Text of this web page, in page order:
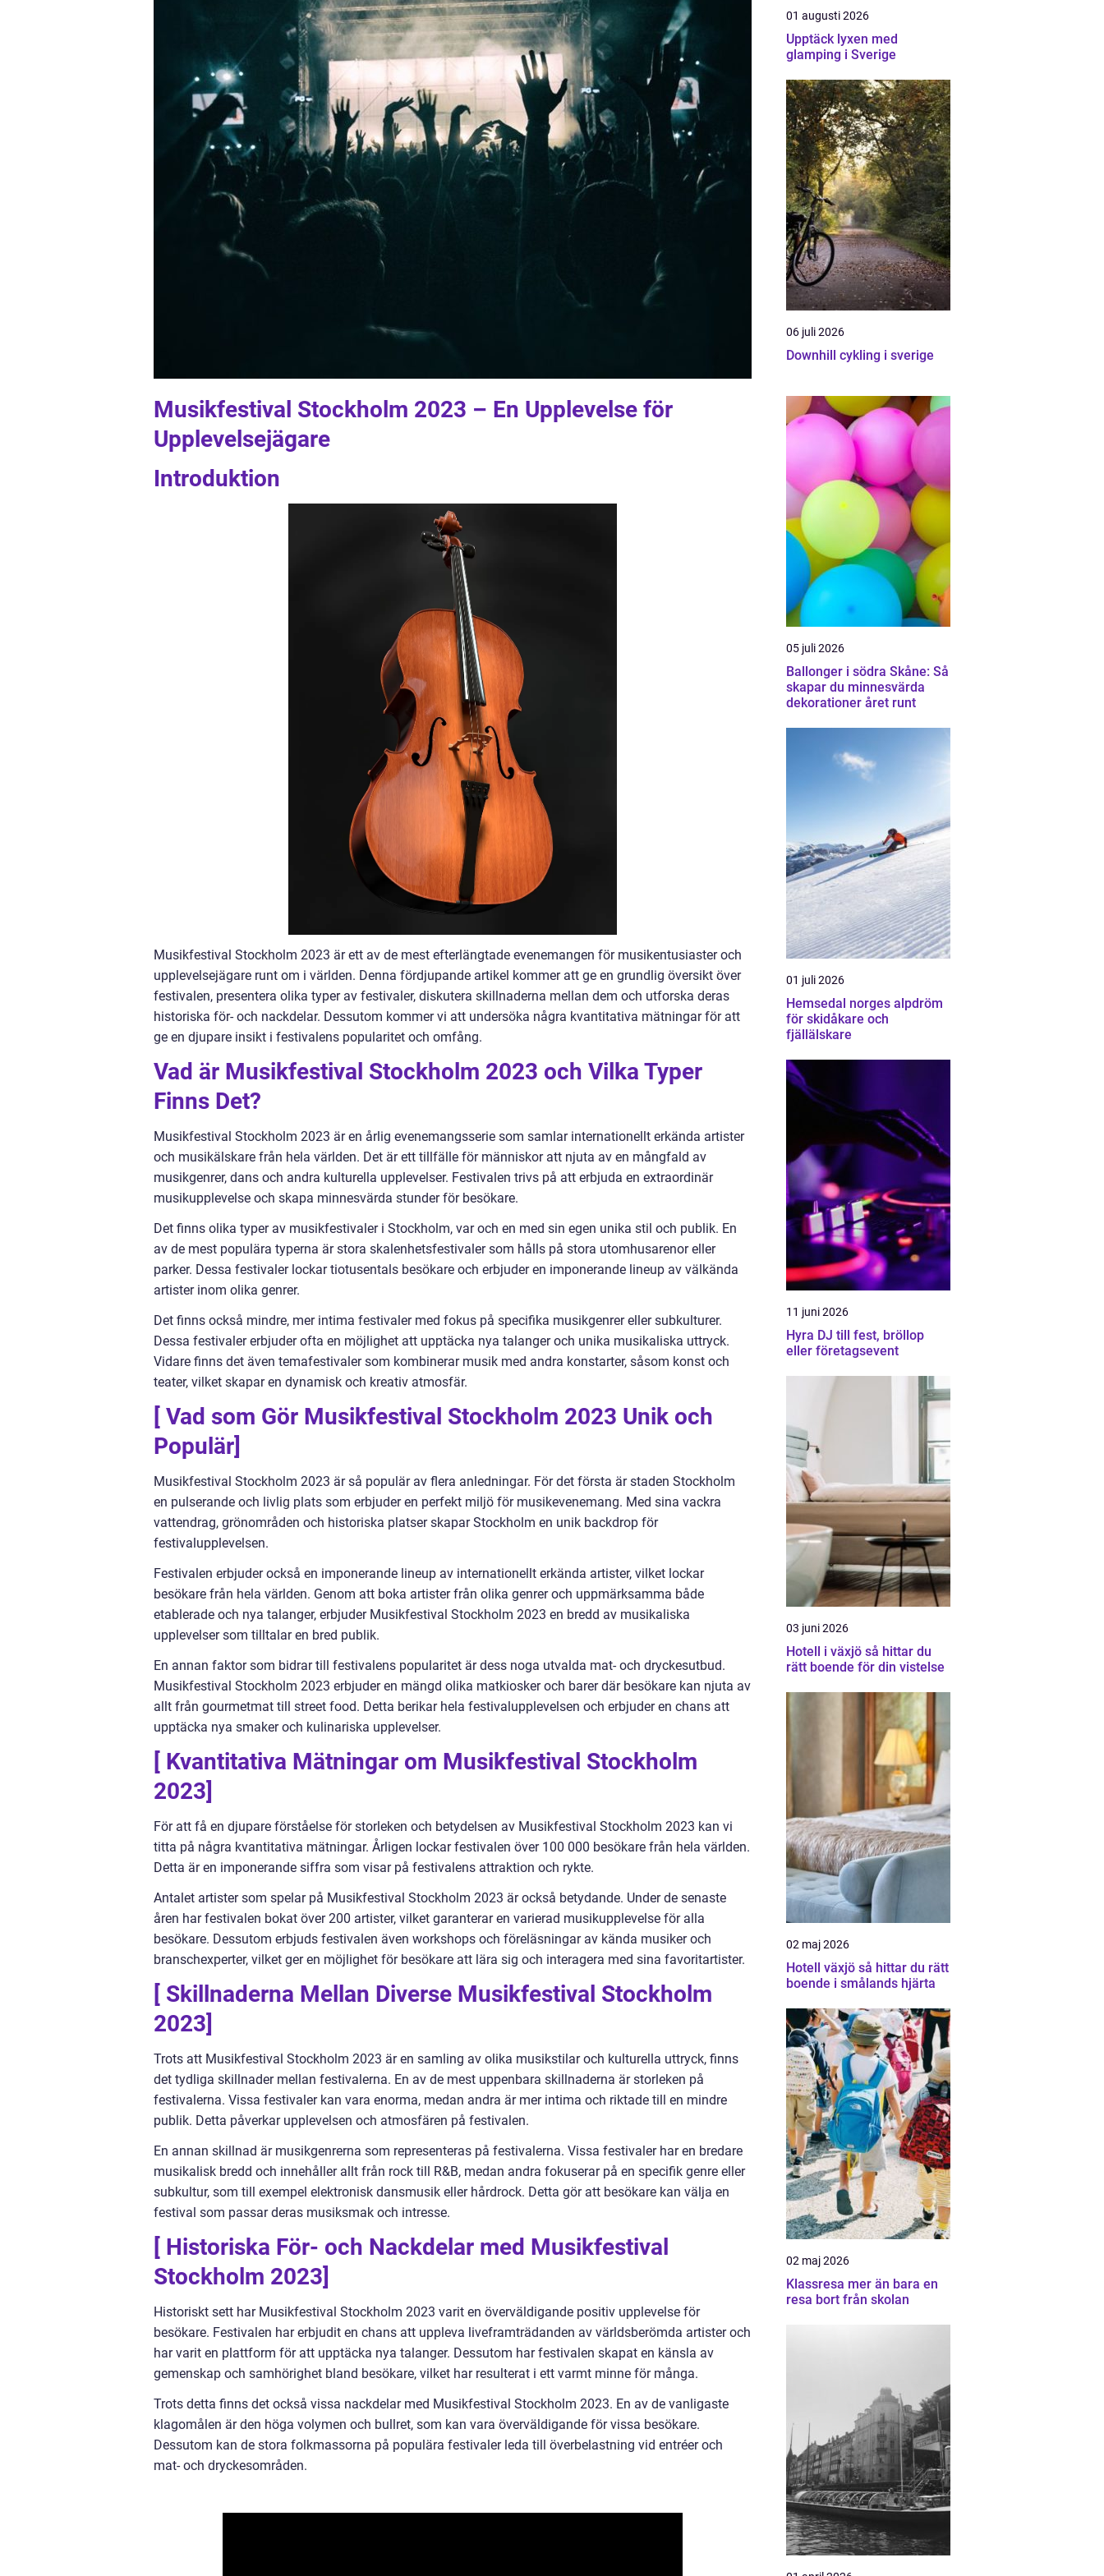
Musikfestival Stockholm 2023 – En Upplevelse för
Upplevelsejägare
Introduktion
Musikfestival Stockholm 2023 är ett av de mest efterlängtade evenemangen för musikentusiaster och
upplevelsejägare runt om i världen. Denna fördjupande artikel kommer att ge en grundlig översikt över
festivalen, presentera olika typer av festivaler, diskutera skillnaderna mellan dem och utforska deras
historiska för- och nackdelar. Dessutom kommer vi att undersöka några kvantitativa mätningar för att
ge en djupare insikt i festivalens popularitet och omfång.
Vad är Musikfestival Stockholm 2023 och Vilka Typer
Finns Det?
Musikfestival Stockholm 2023 är en årlig evenemangsserie som samlar internationellt erkända artister
och musikälskare från hela världen. Det är ett tillfälle för människor att njuta av en mångfald av
musikgenrer, dans och andra kulturella upplevelser. Festivalen trivs på att erbjuda en extraordinär
musikupplevelse och skapa minnesvärda stunder för besökare.
Det finns olika typer av musikfestivaler i Stockholm, var och en med sin egen unika stil och publik. En
av de mest populära typerna är stora skalenhetsfestivaler som hålls på stora utomhusarenor eller
parker. Dessa festivaler lockar tiotusentals besökare och erbjuder en imponerande lineup av välkända
artister inom olika genrer.
Det finns också mindre, mer intima festivaler med fokus på specifika musikgenrer eller subkulturer.
Dessa festivaler erbjuder ofta en möjlighet att upptäcka nya talanger och unika musikaliska uttryck.
Vidare finns det även temafestivaler som kombinerar musik med andra konstarter, såsom konst och
teater, vilket skapar en dynamisk och kreativ atmosfär.
[ Vad som Gör Musikfestival Stockholm 2023 Unik och
Populär]
Musikfestival Stockholm 2023 är så populär av flera anledningar. För det första är staden Stockholm
en pulserande och livlig plats som erbjuder en perfekt miljö för musikevenemang. Med sina vackra
vattendrag, grönområden och historiska platser skapar Stockholm en unik backdrop för
festivalupplevelsen.
Festivalen erbjuder också en imponerande lineup av internationellt erkända artister, vilket lockar
besökare från hela världen. Genom att boka artister från olika genrer och uppmärksamma både
etablerade och nya talanger, erbjuder Musikfestival Stockholm 2023 en bredd av musikaliska
upplevelser som tilltalar en bred publik.
En annan faktor som bidrar till festivalens popularitet är dess noga utvalda mat- och dryckesutbud.
Musikfestival Stockholm 2023 erbjuder en mängd olika matkiosker och barer där besökare kan njuta av
allt från gourmetmat till street food. Detta berikar hela festivalupplevelsen och erbjuder en chans att
upptäcka nya smaker och kulinariska upplevelser.
[ Kvantitativa Mätningar om Musikfestival Stockholm
2023]
För att få en djupare förståelse för storleken och betydelsen av Musikfestival Stockholm 2023 kan vi
titta på några kvantitativa mätningar. Årligen lockar festivalen över 100 000 besökare från hela världen.
Detta är en imponerande siffra som visar på festivalens attraktion och rykte.
Antalet artister som spelar på Musikfestival Stockholm 2023 är också betydande. Under de senaste
åren har festivalen bokat över 200 artister, vilket garanterar en varierad musikupplevelse för alla
besökare. Dessutom erbjuds festivalen även workshops och föreläsningar av kända musiker och
branschexperter, vilket ger en möjlighet för besökare att lära sig och interagera med sina favoritartister.
[ Skillnaderna Mellan Diverse Musikfestival Stockholm
2023]
Trots att Musikfestival Stockholm 2023 är en samling av olika musikstilar och kulturella uttryck, finns
det tydliga skillnader mellan festivalerna. En av de mest uppenbara skillnaderna är storleken på
festivalerna. Vissa festivaler kan vara enorma, medan andra är mer intima och riktade till en mindre
publik. Detta påverkar upplevelsen och atmosfären på festivalen.
En annan skillnad är musikgenrerna som representeras på festivalerna. Vissa festivaler har en bredare
musikalisk bredd och innehåller allt från rock till R&B, medan andra fokuserar på en specifik genre eller
subkultur, som till exempel elektronisk dansmusik eller hårdrock. Detta gör att besökare kan välja en
festival som passar deras musiksmak och intresse.
[ Historiska För- och Nackdelar med Musikfestival
Stockholm 2023]
Historiskt sett har Musikfestival Stockholm 2023 varit en överväldigande positiv upplevelse för
besökare. Festivalen har erbjudit en chans att uppleva liveframträdanden av världsberömda artister och
har varit en plattform för att upptäcka nya talanger. Dessutom har festivalen skapat en känsla av
gemenskap och samhörighet bland besökare, vilket har resulterat i ett varmt minne för många.
Trots detta finns det också vissa nackdelar med Musikfestival Stockholm 2023. En av de vanligaste
klagomålen är den höga volymen och bullret, som kan vara överväldigande för vissa besökare.
Dessutom kan de stora folkmassorna på populära festivaler leda till överbelastning vid entréer och
mat- och dryckesområden.
01 augusti 2026
Upptäck lyxen med
glamping i Sverige
06 juli 2026
Downhill cykling i sverige
05 juli 2026
Ballonger i södra Skåne: Så
skapar du minnesvärda
dekorationer året runt
01 juli 2026
Hemsedal norges alpdröm
för skidåkare och
fjällälskare
11 juni 2026
Hyra DJ till fest, bröllop
eller företagsevent
03 juni 2026
Hotell i växjö så hittar du
rätt boende för din vistelse
02 maj 2026
Hotell växjö så hittar du rätt
boende i smålands hjärta
02 maj 2026
Klassresa mer än bara en
resa bort från skolan